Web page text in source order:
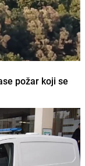
požar koji se